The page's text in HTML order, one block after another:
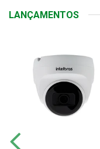
LANÇAMENTOS